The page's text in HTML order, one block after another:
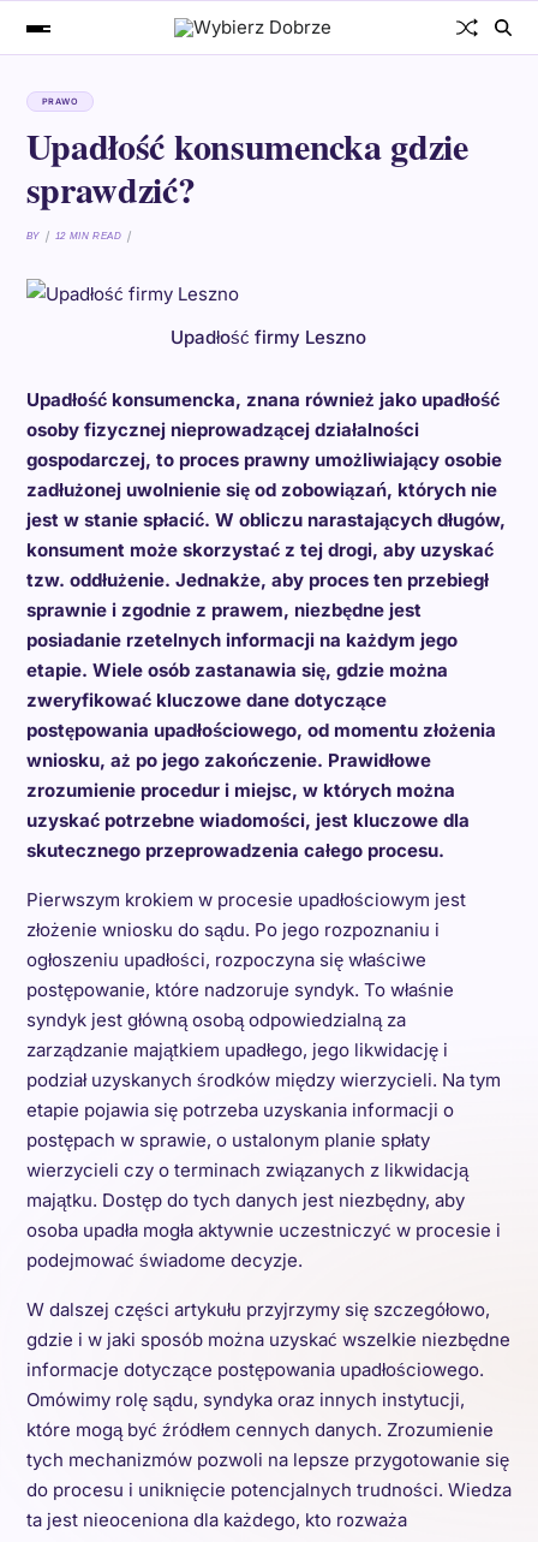
PRAWO
Upadłość konsumencka gdzie
sprawdzić?
BY 12 MIN READ
Upadłość firmy Leszno
Upadłość konsumencka, znana również jako upadłość
osoby fizycznej nieprowadzącej działalności
gospodarczej, to proces prawny umożliwiający osobie
zadłużonej uwolnienie się od zobowiązań, których nie
jest w stanie spłacić. W obliczu narastających długów,
konsument może skorzystać z tej drogi, aby uzyskać
tzw. oddłużenie. Jednakże, aby proces ten przebiegł
sprawnie i zgodnie z prawem, niezbędne jest
posiadanie rzetelnych informacji na każdym jego
etapie. Wiele osób zastanawia się, gdzie można
zweryfikować kluczowe dane dotyczące
postępowania upadłościowego, od momentu złożenia
wniosku, aż po jego zakończenie. Prawidłowe
zrozumienie procedur i miejsc, w których można
uzyskać potrzebne wiadomości, jest kluczowe dla
skutecznego przeprowadzenia całego procesu.
Pierwszym krokiem w procesie upadłościowym jest
złożenie wniosku do sądu. Po jego rozpoznaniu i
ogłoszeniu upadłości, rozpoczyna się właściwe
postępowanie, które nadzoruje syndyk. To właśnie
syndyk jest główną osobą odpowiedzialną za
zarządzanie majątkiem upadłego, jego likwidację i
podział uzyskanych środków między wierzycieli. Na tym
etapie pojawia się potrzeba uzyskania informacji o
postępach w sprawie, o ustalonym planie spłaty
wierzycieli czy o terminach związanych z likwidacją
majątku. Dostęp do tych danych jest niezbędny, aby
osoba upadła mogła aktywnie uczestniczyć w procesie i
podejmować świadome decyzje.
W dalszej części artykułu przyjrzymy się szczegółowo,
gdzie i w jaki sposób można uzyskać wszelkie niezbędne
informacje dotyczące postępowania upadłościowego.
Omówimy rolę sądu, syndyka oraz innych instytucji,
które mogą być źródłem cennych danych. Zrozumienie
tych mechanizmów pozwoli na lepsze przygotowanie się
do procesu i uniknięcie potencjalnych trudności. Wiedza
ta jest nieoceniona dla każdego, kto rozważa